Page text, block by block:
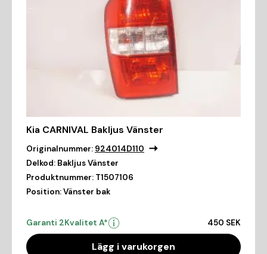
Kia CARNIVAL Bakljus Vänster
Originalnummer: 924014D110
Delkod: Bakljus Vänster
Produktnummer: T1507106
Position:Vänster bak
Garanti 2Kvalitet A* 450 SEK
Lägg i varukorgen